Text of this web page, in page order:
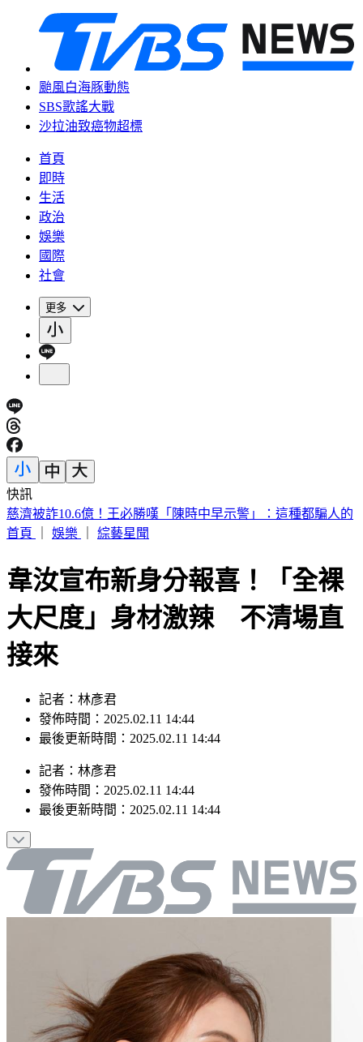
颱風白海豚動態
SBS歌謠大戰
沙拉油致癌物超標
首頁
即時
生活
政治
娛樂
國際
社會
更多
快訊
快訊／疑涉原鄉工程貪汙案 高雄市議員范織欽遭檢調約談
首頁
娛樂 綜藝星聞
韋汝宣布新身分報喜！「全裸
大尺度」身材激辣 不清場直
接來
記者：林彥君
發佈時間：2025.02.11 14:44
最後更新時間：2025.02.11 14:44
記者 ： 林彥君
發佈時間： 2025.02.11 14:44
最後更新時間： 2025.02.11 14:44